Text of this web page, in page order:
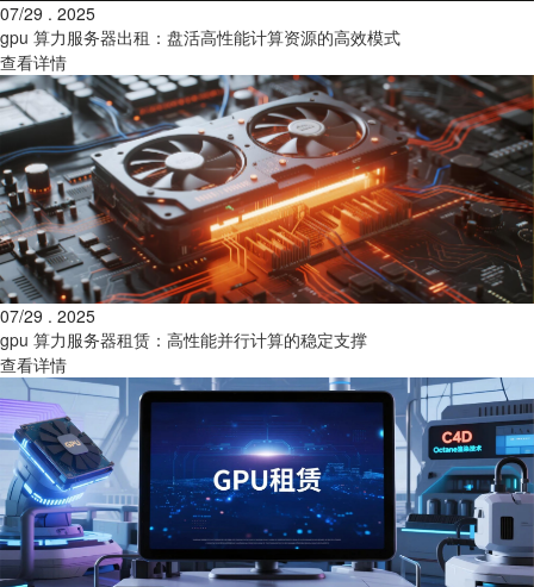
07/29 . 2025
gpu 算力服务器出租：盘活高性能计算资源的高效模式
查看详情
07/29 . 2025
gpu 算力服务器租赁：高性能并行计算的稳定支撑
查看详情